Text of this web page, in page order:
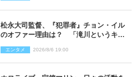
松永大司監督、『犯罪者』チョン・イル
のオファー理由は？ 「滝川というキャ
かった」
エンタメ 2026/8/6 19:00